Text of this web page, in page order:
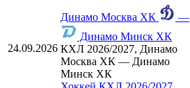
24.09.2026
Динамо Москва ХК
—
Динамо Минск ХК
КХЛ 2026/2027, Динамо
Москва ХК — Динамо
Минск ХК